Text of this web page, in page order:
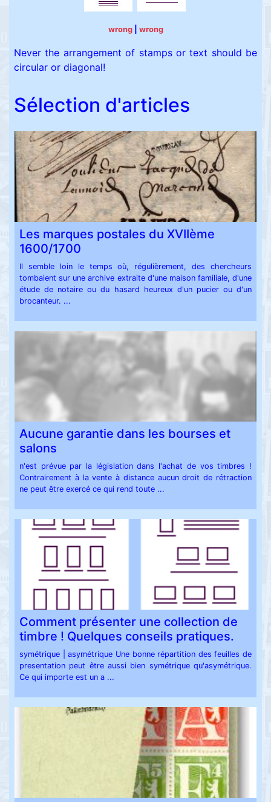
wrong| wrong
Never the arrangement of stamps or text should be
circular or diagonal!
Sélection d'articles
Les marques postales du XVIIème
1600/1700
Il semble loin le temps où, régulièrement, des chercheurs
tombaient sur une archive extraite d'une maison familiale, d'une
étude de notaire ou du hasard heureux d'un pucier ou d'un
brocanteur. ...
Aucune garantie dans les bourses et
salons
n'est prévue par la législation dans l'achat de vos timbres !
Contrairement à la vente à distance aucun droit de rétraction
ne peut être exercé ce qui rend toute ...
Comment présenter une collection de
timbre ! Quelques conseils pratiques.
symétrique | asymétrique Une bonne répartition des feuilles de
presentation peut être aussi bien symétrique qu'asymétrique.
Ce qui importe est un a ...